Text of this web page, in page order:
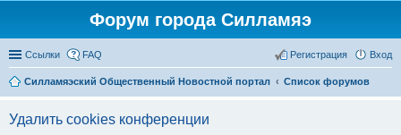
Форум города Силламяэ
Ссылки FAQ Вход
Регистрация
Силламяэский Общественный Новостной портал Список форумов
Удалить cookies конференции